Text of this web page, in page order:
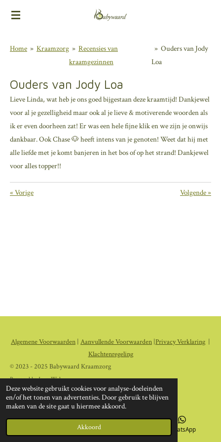
Deze website gebruikt cookies voor analyse-doeleinden
en/of het tonen van advertenties. Door gebruik te blijven
maken van de site gaat u hiermee akkoord.
Akkoord
Ga
deHome » Kraamzorg » Recensies van
kraamgezinnen
» Ouders van Jody
Loa
Ouders van Jody Loa
Lieve Linda, wat heb je ons goed bijgestaan deze kraamtijd! Dankjewel
voor al je gezelligheid maar ook al je lieve & motiverende woorden als
ik er even doorheen zat! Er was een hele fijne klik en we zijn je onwijs
dankbaar. Ook Chase 🐶 heeft intens van je genoten! Weet dat hij met
alle liefde met je komt banjeren in het bos of op het strand! Dankjewel
voor alles topper!!
«Vorige Volgende»
Algemene Voorwaarden | Aanvullende Voorwaarden |Privacy Verklaring |
Klachtenregeling
© 2023 - 2025 Babywaard Kraamzorg
Powered byJouwWeb
Instagram WhatsApp